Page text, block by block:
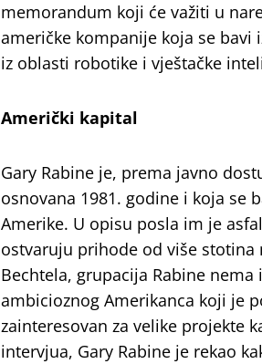
memorandum koji će važiti u
američke kompanije koja se
iz oblasti robotike i vještačke
Američki kapital
Gary Rabine je, prema javno
osnovana 1981. godine i koja
Amerike. U opisu posla im je
ostvaruju prihode od više
Bechtela, grupacija Rabine
ambicioznog Amerikanca koji je
zainteresovan za velike projekte
intervjua, Gary Rabine je rekao